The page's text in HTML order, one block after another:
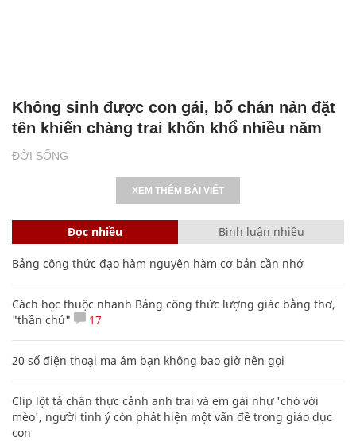
ĐỜI SỐNG
Không sinh được con gái, bố chán nản đặt
tên khiến chàng trai khốn khổ nhiều năm
XEM THÊM BÀI VIẾT
Đọc nhiều Bình luận nhiều
Bảng công thức đạo hàm nguyên hàm cơ bản cần nhớ
Cách học thuộc nhanh Bảng công thức lượng giác bằng thơ,
"thần chú"
17
20 số điện thoại ma ám bạn không bao giờ nên gọi
Clip lột tả chân thực cảnh anh trai và em gái như 'chó với
mèo', người tinh ý còn phát hiện một vấn đề trong giáo dục
con